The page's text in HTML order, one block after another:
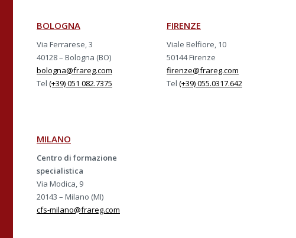
BOLOGNA
Via Ferrarese, 3
40128 – Bologna (BO)
bologna@frareg.com
Tel (+39) 051 082.7375
FIRENZE
Viale Belfiore, 10
50144 Firenze
firenze@frareg.com
Tel (+39) 055.0317.642
MILANO
Centro di formazione
specialistica
Via Modica, 9
20143 – Milano (MI)
cfs-milano@frareg.com